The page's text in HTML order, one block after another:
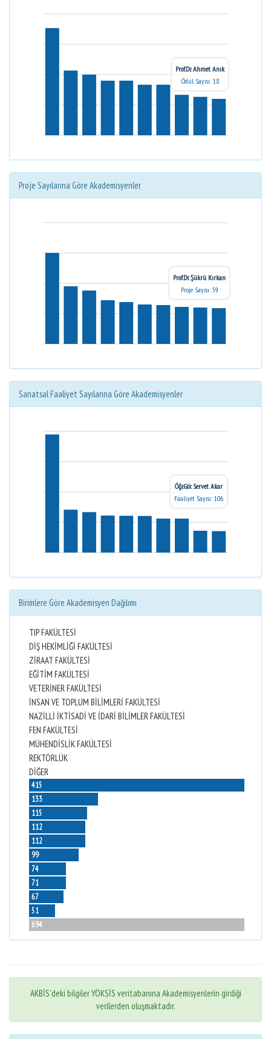
Prof.Dr. Ahmet Anık
Ödül Sayısı: 18
Proje Sayılarına Göre Akademisyenler
Prof.Dr. Şükrü Kırkan
Proje Sayısı: 59
Sanatsal Faaliyet Sayılarına Göre Akademisyenler
Öğr.Gör. Servet Akar
Faaliyet Sayısı: 106
Birimlere Göre Akademisyen Dağılımı
TIP FAKÜLTESİ
DİŞ HEKİMLİĞİ FAKÜLTESİ
ZİRAAT FAKÜLTESİ
EĞİTİM FAKÜLTESİ
VETERİNER FAKÜLTESİ
İNSAN VE TOPLUM BİLİMLERİ FAKÜLTESİ
NAZİLLİ İKTİSADİ VE İDARİ BİLİMLER FAKÜLTESİ
FEN FAKÜLTESİ
MÜHENDİSLİK FAKÜLTESİ
REKTÖRLÜK
DİĞER
415
133
115
112
112
99
74
71
67
51
694
AKBİS'deki bilgiler YÖKSİS veritabanına Akademisyenlerin girdiği
verilerden oluşmaktadır.